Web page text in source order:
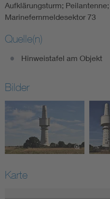
Aufklärungsturm;
Marinefernmeldesektor 73
Quelle(n)
Hinweistafel am Objekt
Bilder
Karte